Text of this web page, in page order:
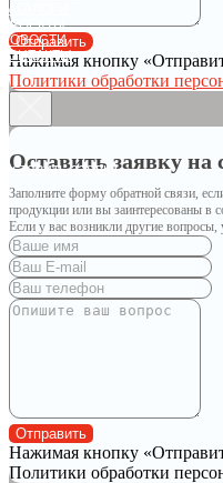
КАТАЛОГИ
ПРОЕКТЫ
НОВОСТИ
КОНТАКТЫ
Оставить заявку
Отправить
Нажимая кнопку
Политики обработки
Оставить заявку на
Заполните форму обратной связи,
продукции или вы заинтересованы в
Если у вас возникли другие
Отправить
Нажимая кнопку
Политики обработки